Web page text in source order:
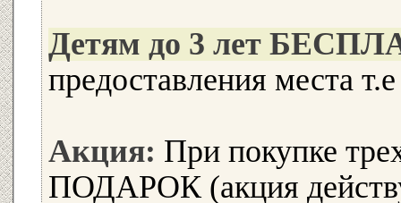
Детям до 3 лет
предоставления места
Акция: При покупке
ПОДАРОК (акция